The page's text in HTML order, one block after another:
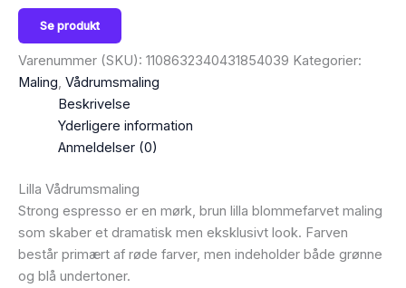
Se produkt
Varenummer (SKU): 1108632340431854039 Kategorier:
Maling, Vådrumsmaling
Beskrivelse
Yderligere information
Anmeldelser (0)
Lilla Vådrumsmaling
Strong espresso er en mørk, brun lilla blommefarvet maling
som skaber et dramatisk men eksklusivt look. Farven
består primært af røde farver, men indeholder både grønne
og blå undertoner.